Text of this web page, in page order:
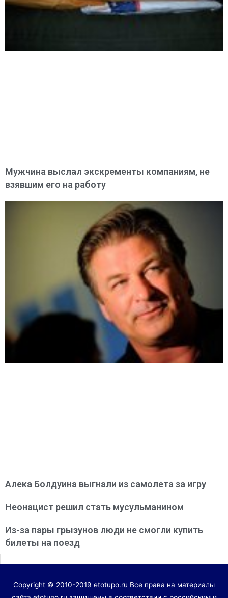
Мужчина выслал экскременты компаниям, не
взявшим его на работу
Алека Болдуина выгнали из самолета за игру
Неонацист решил стать мусульманином
Из-за пары грызунов люди не смогли купить
билеты на поезд
Copyright © 2010-2019 etotupo.ru Все права на материалы